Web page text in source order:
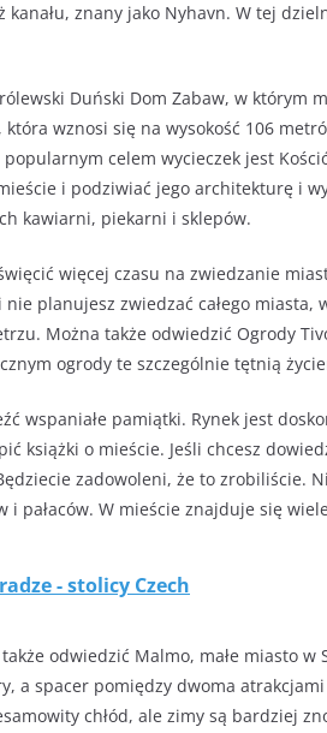
znany jako Nyhavn. W tej
Duński Dom Zabaw, w którym
wznosi się na wysokość 106
celem wycieczek jest
i podziwiać jego architekturę i
kawiarni, piekarni i sklepów.
więcej czasu na zwiedzanie
planujesz zwiedzać całego miasta,
Można także odwiedzić Ogrody
ogrody te szczególnie tętnią
wspaniałe pamiątki. Rynek jest
książki o mieście. Jeśli chcesz
zadowoleni, że to zrobiliście.
i pałaców. W mieście znajduje się
- stolicy Czech
odwiedzić Malmo, małe miasto w
a spacer pomiędzy dwoma
chłód, ale zimy są bardziej